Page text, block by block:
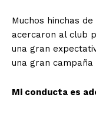
Muchos hinchas
acercaron al club
una gran
una gran
Mi conducta es